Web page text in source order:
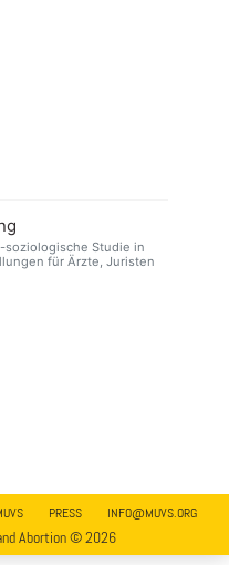
soziologische Studie in
für Ärzte, Juristen
PRESS INFO@MUVS.ORG
Abortion © 2026